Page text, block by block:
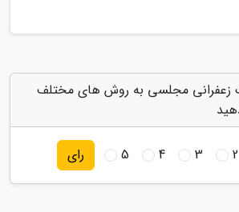
زعفرانی مجلسی به روش های مختلف
2
3
4
5 رای